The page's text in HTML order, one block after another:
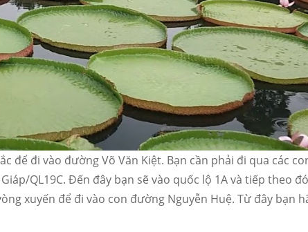
để đi vào đường Võ Văn Kiệt. Bạn cần phải đi qua các
QL19C. Đến đây bạn sẽ vào quốc lộ 1A và tiếp theo
xuyến để đi vào con đường Nguyễn Huệ. Từ đây bạn